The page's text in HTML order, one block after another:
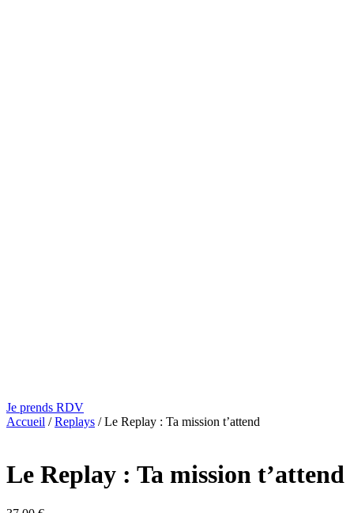
Je prends RDV
Accueil /Replays / Le Replay : Ta mission t’attend
Le Replay : Ta mission t’attend